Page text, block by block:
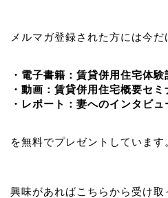
メルマガ登録された方には今だ
・電子書籍：賃貸併用住宅体験
・動画：賃貸併用住宅概要セミ
・レポート：妻へのインタビュ
を無料でプレゼントしています
興味があればこちらから受け取